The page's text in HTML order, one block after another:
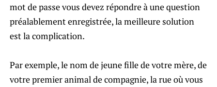
mot de passe vous devez répondre à une question
préalablement enregistrée, la meilleure solution
est la complication.
Par exemple, le nom de jeune fille de votre mère, de
votre premier animal de compagnie, la rue où vous